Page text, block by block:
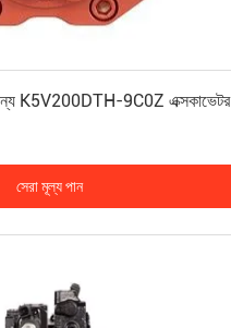
K5V200DTH-9C0Z এক্সকাভেটর
সেরা মূল্য পান